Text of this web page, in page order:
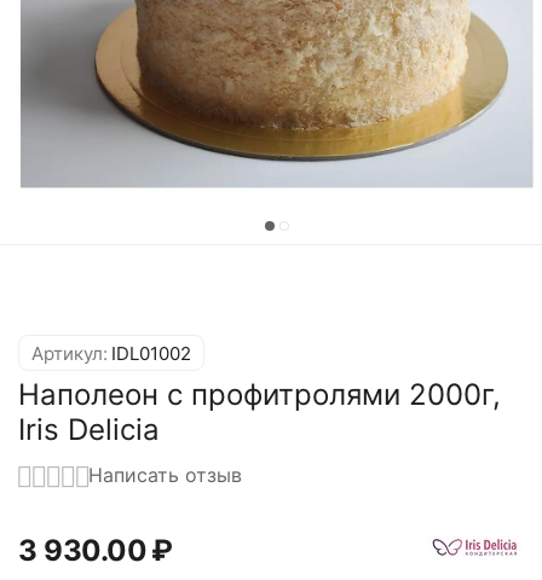
Артикул: IDL01002
Наполеон с профитролями 2000г,
Iris Delicia
Написать отзыв
3 930.00₽